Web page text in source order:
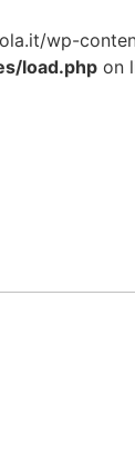
wp-
load.php on